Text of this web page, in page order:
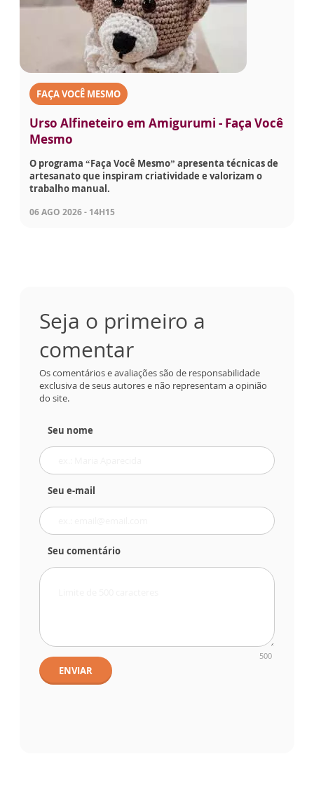
FAÇA VOCÊ MESMO
Urso Alfineteiro em Amigurumi - Faça Você
Mesmo
O programa “Faça Você Mesmo” apresenta técnicas de
artesanato que inspiram criatividade e valorizam o
trabalho manual.
06 AGO 2026 - 14H15
Seja o primeiro a
comentar
Os comentários e avaliações são de responsabilidade
exclusiva de seus autores e não representam a opinião
do site.
Seu nome
Seu e-mail
Seu comentário
500
ENVIAR